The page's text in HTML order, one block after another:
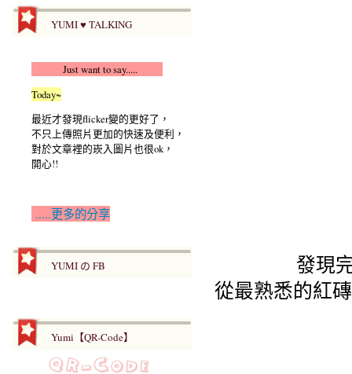
YUMI ♥ TALKING
Just want to say.....
Today~
最近才發現flicker變的更好了，
不只上傳照片更加的快速及便利，
對於文章裡的崁入圖片也很ok，
開心!!
.....更多的分享
YUMI の FB
Yumi【QR-Code】
發現
從最熟悉的紅